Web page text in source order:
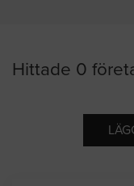
Hittade 0